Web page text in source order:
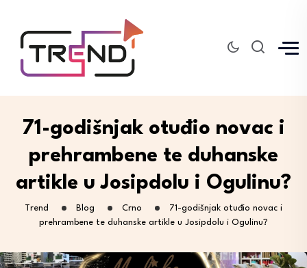
71-godišnjak otuđio novac i
prehrambene te duhanske
artikle u Josipdolu i Ogulinu?
Trend Blog Crno
71-godišnjak otuđio novac i
prehrambene te duhanske artikle u Josipdolu i Ogulinu?